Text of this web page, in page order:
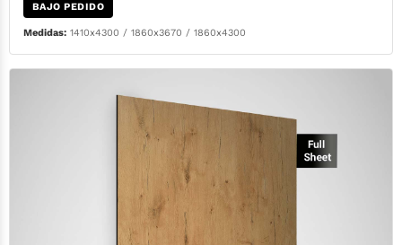
BAJO PEDIDO
Medidas:1410x4300 / 1860x3670 / 1860x4300